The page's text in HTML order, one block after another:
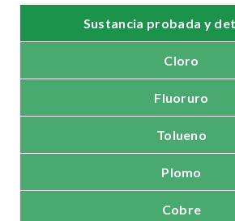
Sustancia probada y
Cloro
Fluoruro
Tolueno
Plomo
Cobre